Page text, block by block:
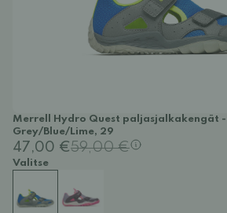
Merrell Hydro Quest paljasjalkakengät
Grey/Blue/Lime, 29
47,00 €59,00 €
Valitse